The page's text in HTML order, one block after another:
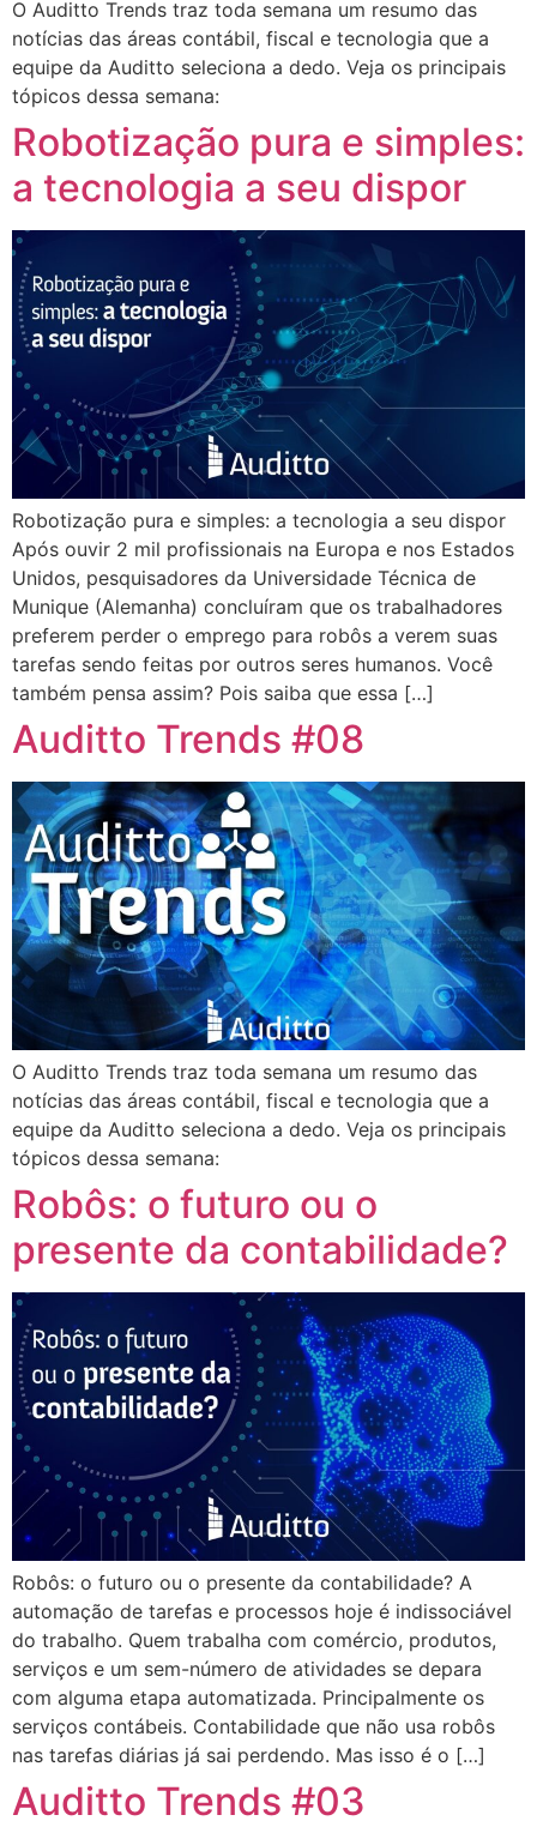
O Auditto Trends traz toda semana um resumo das
notícias das áreas contábil, fiscal e tecnologia que a
equipe da Auditto seleciona a dedo. Veja os principais
tópicos dessa semana:
Robotização pura e simples:
a tecnologia a seu dispor
Robotização pura e simples: a tecnologia a seu dispor
Após ouvir 2 mil profissionais na Europa e nos Estados
Unidos, pesquisadores da Universidade Técnica de
Munique (Alemanha) concluíram que os trabalhadores
preferem perder o emprego para robôs a verem suas
tarefas sendo feitas por outros seres humanos. Você
também pensa assim? Pois saiba que essa […]
Auditto Trends #08
O Auditto Trends traz toda semana um resumo das
notícias das áreas contábil, fiscal e tecnologia que a
equipe da Auditto seleciona a dedo. Veja os principais
tópicos dessa semana:
Robôs: o futuro ou o
presente da contabilidade?
Robôs: o futuro ou o presente da contabilidade? A
automação de tarefas e processos hoje é indissociável
do trabalho. Quem trabalha com comércio, produtos,
serviços e um sem-número de atividades se depara
com alguma etapa automatizada. Principalmente os
serviços contábeis. Contabilidade que não usa robôs
nas tarefas diárias já sai perdendo. Mas isso é o […]
Auditto Trends #03